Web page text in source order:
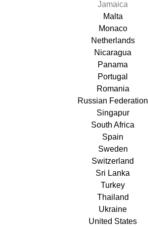
Jamaica
Malta
Monaco
Netherlands
Nicaragua
Panama
Portugal
Romania
Russian Federation
Singapur
South Africa
Spain
Sweden
Switzerland
Sri Lanka
Turkey
Thailand
Ukraine
United States